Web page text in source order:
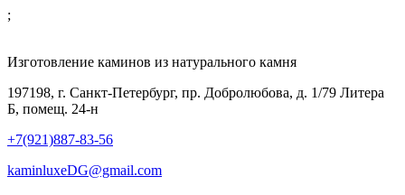
;
Изготовление каминов из натурального камня
197198, г. Санкт-Петербург, пр. Добролюбова, д. 1/79 Литера
Б, помещ. 24-н
+7(921)887-83-56
kaminluxeDG@gmail.com